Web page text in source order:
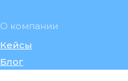
Блог
Кейсы
О компании